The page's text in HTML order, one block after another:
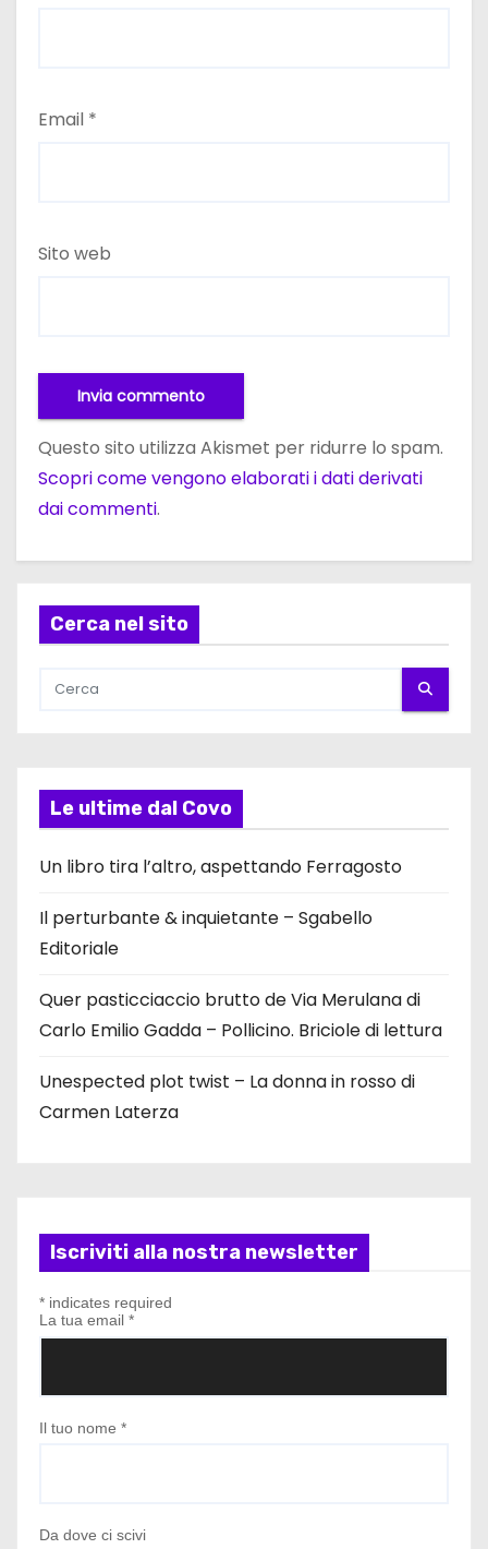
Email *
Sito web
Questo sito utilizza Akismet per ridurre lo spam.
Scopri come vengono elaborati i dati derivati
dai commenti.
Cerca nel sito
Le ultime dal Covo
Un libro tira l’altro, aspettando Ferragosto
Il perturbante & inquietante – Sgabello
Editoriale
Quer pasticciaccio brutto de Via Merulana di
Carlo Emilio Gadda – Pollicino. Briciole di lettura
Unespected plot twist – La donna in rosso di
Carmen Laterza
Iscriviti alla nostra newsletter
* indicates required
La tua email *
Il tuo nome *
Da dove ci scivi